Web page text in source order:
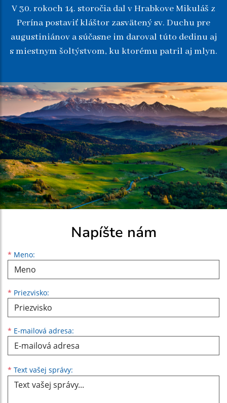
V 30. rokoch 14. storočia dal v Hrabkove Mikuláš z
Perína postaviť kláštor zasvätený sv. Duchu pre
augustiniánov a súčasne im daroval túto dedinu aj
s miestnym šoltýstvom, ku ktorému patril aj mlyn.
Napíšte nám
* Meno:
Meno
* Priezvisko:
Priezvisko
* E-mailová adresa:
E-mailová adresa
* Text vašej správy: